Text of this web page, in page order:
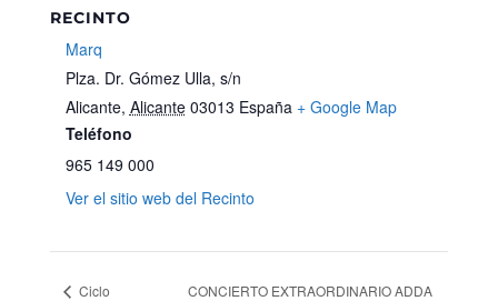
RECINTO
Marq
Plza. Dr. Gómez Ulla, s/n
Alicante, Alicante 03013 España + Google Map
Teléfono
965 149 000
Ver el sitio web del Recinto
Ciclo
CONCIERTO EXTRAORDINARIO ADDA